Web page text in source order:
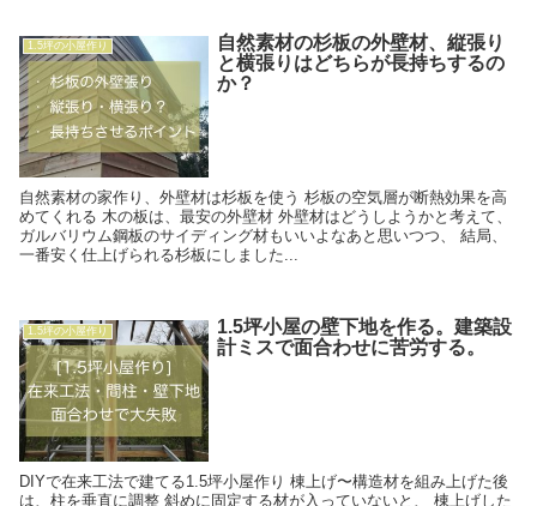
1.5坪の小屋作り
自然素材の杉板の外壁材、縦張り
と横張りはどちらが長持ちするの
か？
自然素材の家作り、外壁材は杉板を使う 杉板の空気層が断熱効果を高
めてくれる 木の板は、最安の外壁材 外壁材はどうしようかと考えて、
ガルバリウム鋼板のサイディング材もいいよなあと思いつつ、 結局、
一番安く仕上げられる杉板にしました...
1.5坪の小屋作り
1.5坪小屋の壁下地を作る。建築設
計ミスで面合わせに苦労する。
DIYで在来工法で建てる1.5坪小屋作り 棟上げ〜構造材を組み上げた後
は、柱を垂直に調整 斜めに固定する材が入っていないと、 棟上げした